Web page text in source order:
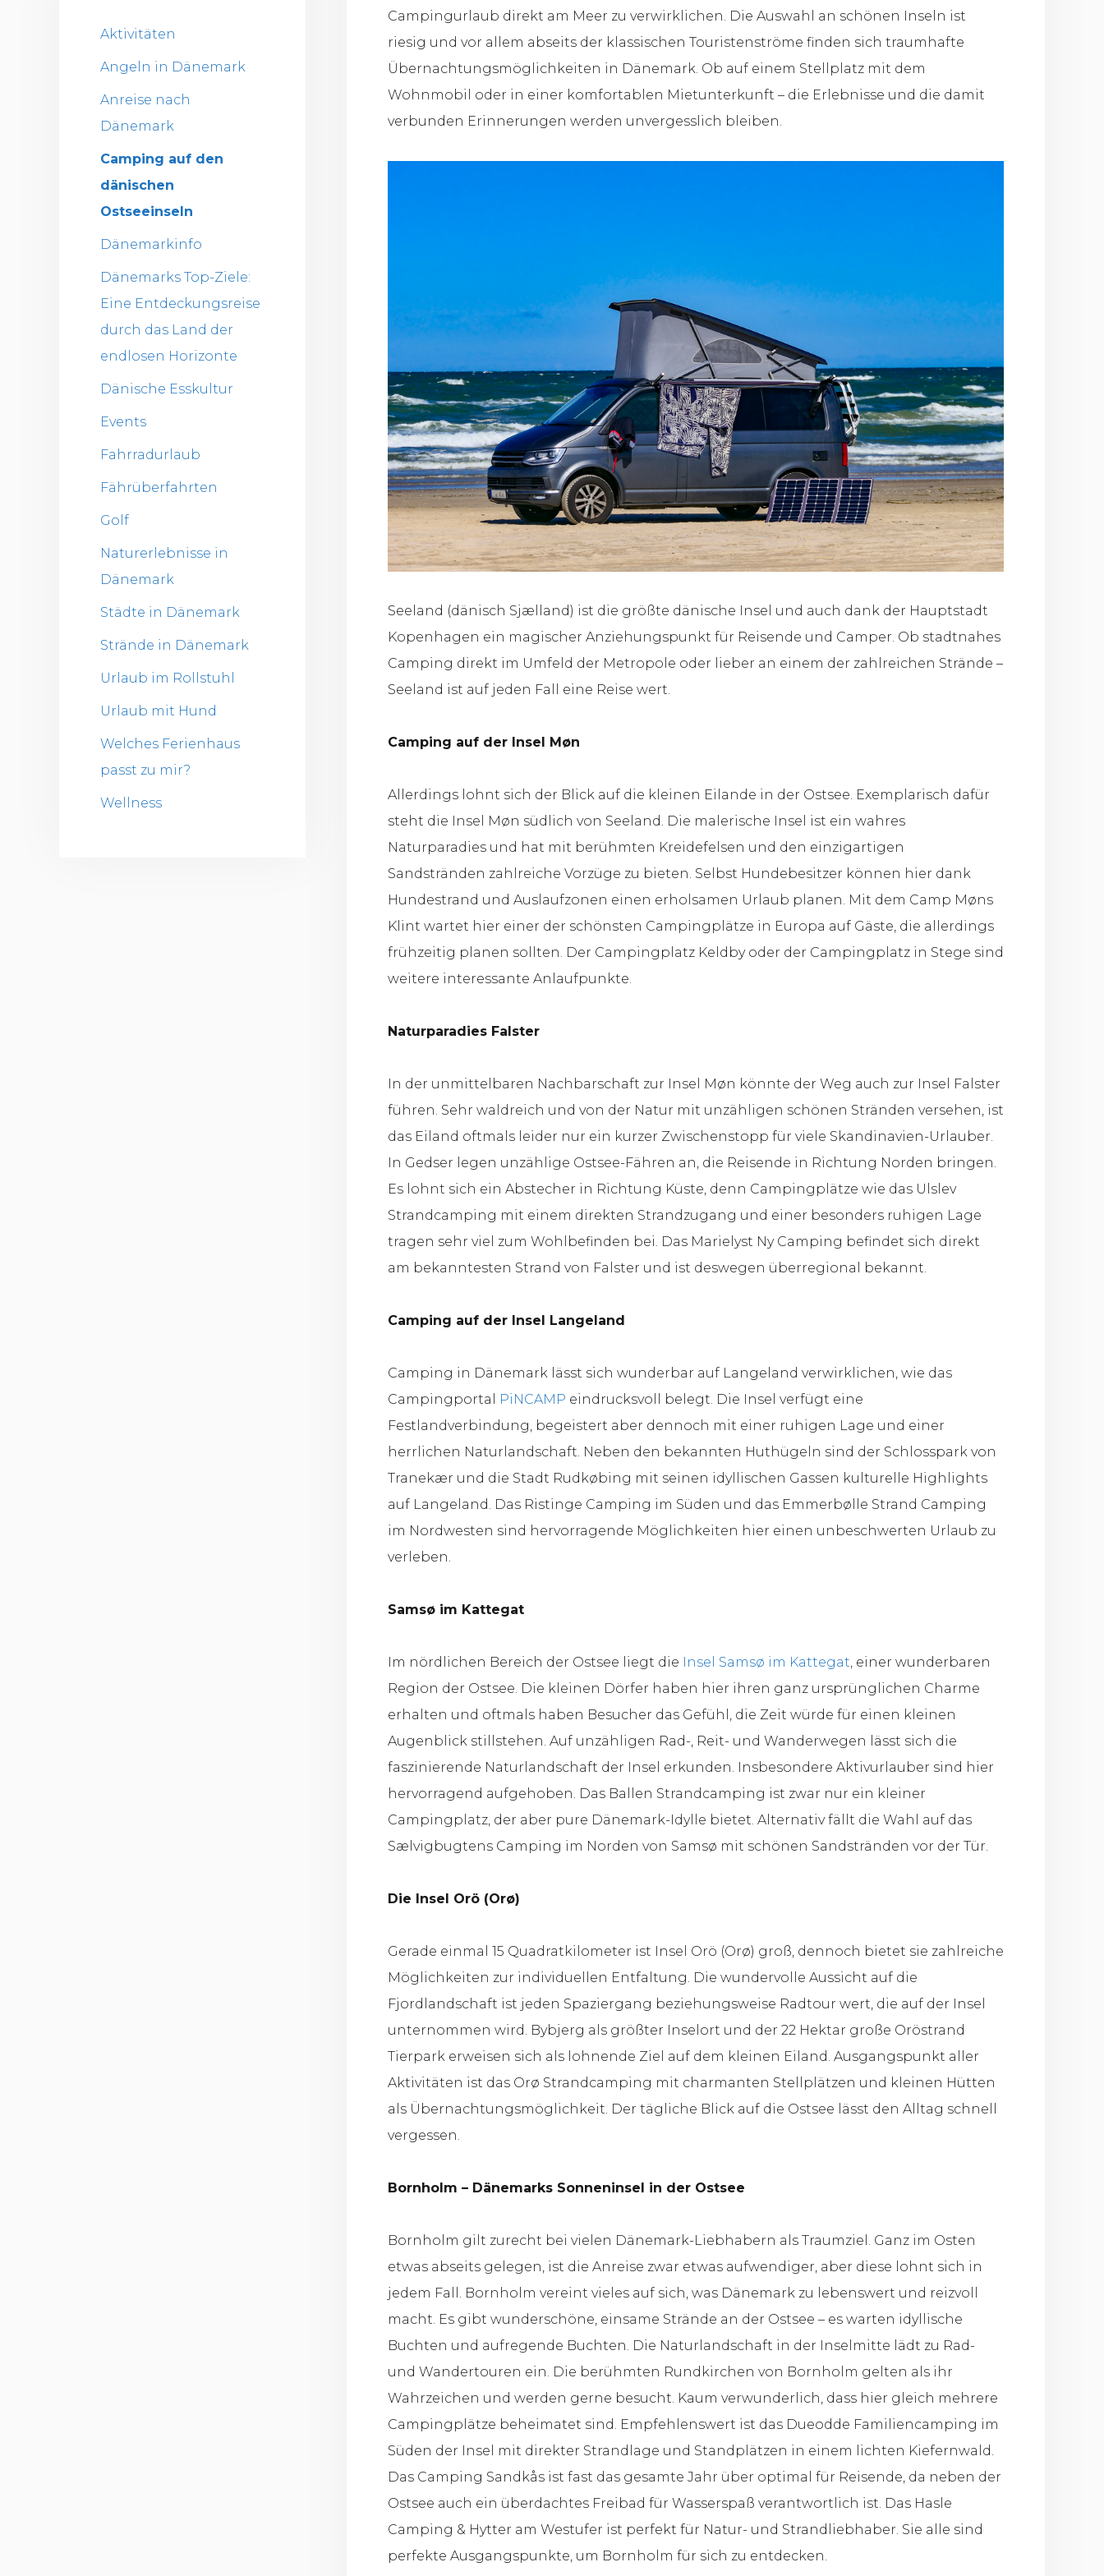
Campingurlaub direkt am Meer zu verwirklichen. Die Auswahl an schönen Inseln ist
riesig und vor allem abseits der klassischen Touristenströme finden sich traumhafte
Übernachtungsmöglichkeiten in Dänemark. Ob auf einem Stellplatz mit dem
Wohnmobil oder in einer komfortablen Mietunterkunft – die Erlebnisse und die damit
verbunden Erinnerungen werden unvergesslich bleiben.
Seeland (dänisch Sjælland) ist die größte dänische Insel und auch dank der Hauptstadt
Kopenhagen ein magischer Anziehungspunkt für Reisende und Camper. Ob stadtnahes
Camping direkt im Umfeld der Metropole oder lieber an einem der zahlreichen Strände –
Seeland ist auf jeden Fall eine Reise wert.
Camping auf der Insel Møn
Allerdings lohnt sich der Blick auf die kleinen Eilande in der Ostsee. Exemplarisch dafür
steht die Insel Møn südlich von Seeland. Die malerische Insel ist ein wahres
Naturparadies und hat mit berühmten Kreidefelsen und den einzigartigen
Sandstränden zahlreiche Vorzüge zu bieten. Selbst Hundebesitzer können hier dank
Hundestrand und Auslaufzonen einen erholsamen Urlaub planen. Mit dem Camp Møns
Klint wartet hier einer der schönsten Campingplätze in Europa auf Gäste, die allerdings
frühzeitig planen sollten. Der Campingplatz Keldby oder der Campingplatz in Stege sind
weitere interessante Anlaufpunkte.
Naturparadies Falster
In der unmittelbaren Nachbarschaft zur Insel Møn könnte der Weg auch zur Insel Falster
führen. Sehr waldreich und von der Natur mit unzähligen schönen Stränden versehen, ist
das Eiland oftmals leider nur ein kurzer Zwischenstopp für viele Skandinavien-Urlauber.
In Gedser legen unzählige Ostsee-Fähren an, die Reisende in Richtung Norden bringen.
Es lohnt sich ein Abstecher in Richtung Küste, denn Campingplätze wie das Ulslev
Strandcamping mit einem direkten Strandzugang und einer besonders ruhigen Lage
tragen sehr viel zum Wohlbefinden bei. Das Marielyst Ny Camping befindet sich direkt
am bekanntesten Strand von Falster und ist deswegen überregional bekannt.
Camping auf der Insel Langeland
Camping in Dänemark lässt sich wunderbar auf Langeland verwirklichen, wie das
Campingportal
PiNCAMP eindrucksvoll belegt. Die Insel verfügt eine
Festlandverbindung, begeistert aber dennoch mit einer ruhigen Lage und einer
herrlichen Naturlandschaft. Neben den bekannten Huthügeln sind der Schlosspark von
Tranekær und die Stadt Rudkøbing mit seinen idyllischen Gassen kulturelle Highlights
auf Langeland. Das Ristinge Camping im Süden und das Emmerbølle Strand Camping
im Nordwesten sind hervorragende Möglichkeiten hier einen unbeschwerten Urlaub zu
verleben.
Samsø im Kattegat
Im nördlichen Bereich der Ostsee liegt die Insel Samsø im Kattegat, einer wunderbaren
Region der Ostsee. Die kleinen Dörfer haben hier ihren ganz ursprünglichen Charme
erhalten und oftmals haben Besucher das Gefühl, die Zeit würde für einen kleinen
Augenblick stillstehen. Auf unzähligen Rad-, Reit- und Wanderwegen lässt sich die
faszinierende Naturlandschaft der Insel erkunden. Insbesondere Aktivurlauber sind hier
hervorragend aufgehoben. Das Ballen Strandcamping ist zwar nur ein kleiner
Campingplatz, der aber pure Dänemark-Idylle bietet. Alternativ fällt die Wahl auf das
Sælvigbugtens Camping im Norden von Samsø mit schönen Sandstränden vor der Tür.
Die Insel Orö (Orø)
Gerade einmal 15 Quadratkilometer ist Insel Orö (Orø) groß, dennoch bietet sie zahlreiche
Möglichkeiten zur individuellen Entfaltung. Die wundervolle Aussicht auf die
Fjordlandschaft ist jeden Spaziergang beziehungsweise Radtour wert, die auf der Insel
unternommen wird. Bybjerg als größter Inselort und der 22 Hektar große Oröstrand
Tierpark erweisen sich als lohnende Ziel auf dem kleinen Eiland. Ausgangspunkt aller
Aktivitäten ist das Orø Strandcamping mit charmanten Stellplätzen und kleinen Hütten
als Übernachtungsmöglichkeit. Der tägliche Blick auf die Ostsee lässt den Alltag schnell
vergessen.
Bornholm – Dänemarks Sonneninsel in der Ostsee
Bornholm gilt zurecht bei vielen Dänemark-Liebhabern als Traumziel. Ganz im Osten
etwas abseits gelegen, ist die Anreise zwar etwas aufwendiger, aber diese lohnt sich in
jedem Fall. Bornholm vereint vieles auf sich, was Dänemark zu lebenswert und reizvoll
macht. Es gibt wunderschöne, einsame Strände an der Ostsee – es warten idyllische
Buchten und aufregende Buchten. Die Naturlandschaft in der Inselmitte lädt zu Rad-
und Wandertouren ein. Die berühmten Rundkirchen von Bornholm gelten als ihr
Wahrzeichen und werden gerne besucht. Kaum verwunderlich, dass hier gleich mehrere
Campingplätze beheimatet sind. Empfehlenswert ist das Dueodde Familiencamping im
Süden der Insel mit direkter Strandlage und Standplätzen in einem lichten Kiefernwald.
Das Camping Sandkås ist fast das gesamte Jahr über optimal für Reisende, da neben der
Ostsee auch ein überdachtes Freibad für Wasserspaß verantwortlich ist. Das Hasle
Camping & Hytter am Westufer ist perfekt für Natur- und Strandliebhaber. Sie alle sind
perfekte Ausgangspunkte, um Bornholm für sich zu entdecken.
Aktivitäten
Angeln in Dänemark
Anreise nach
Dänemark
Camping auf den
dänischen
Ostseeinseln
Dänemarkinfo
Dänemarks Top-Ziele:
Eine Entdeckungsreise
durch das Land der
endlosen Horizonte
Dänische Esskultur
Events
Fahrradurlaub
Fährüberfahrten
Golf
Naturerlebnisse in
Dänemark
Städte in Dänemark
Strände in Dänemark
Urlaub im Rollstuhl
Urlaub mit Hund
Welches Ferienhaus
passt zu mir?
Wellness